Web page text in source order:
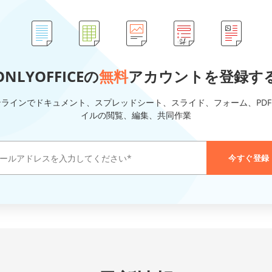
の無料アカウントを登録す
インでドキュメント、スプレッドシート、スライド、フォーム、
イルの閲覧、編集、共同作業
今すぐ登録